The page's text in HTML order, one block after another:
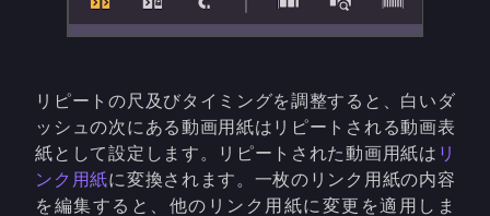
リピートの尺及びタイミングを調整すると、白いダ
ッシュの次にある動画用紙はリピートされる動画表
紙として設定します。リピートされた動画用紙は リ
ンク用紙に変換されます。一枚のリンク用紙の内容
を編集すると、他のリンク用紙に変更を適用しま